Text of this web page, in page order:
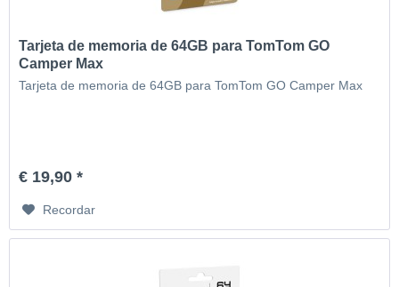
Tarjeta de memoria de 64GB para TomTom GO
Camper Max
Tarjeta de memoria de 64GB para TomTom GO Camper Max
€ 19,90 *
Recordar